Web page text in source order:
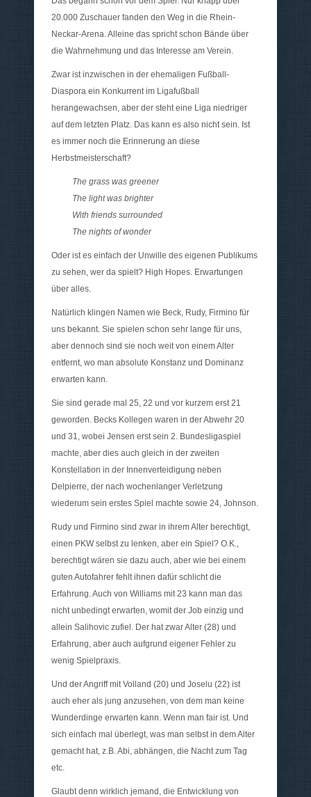
20.000 Zuschauer fanden den Weg in die Rhein-
Neckar-Arena. Alleine das spricht schon Bände über
die Wahrnehmung und das Interesse am Verein.
Zwar ist inzwischen in der ehemaligen Fußball-
Diaspora ein Konkurrent im Ligafußball
herangewachsen, aber der steht eine Liga niedriger
auf dem letzten Platz. Das kann es also nicht sein. Ist
es immer noch die Erinnerung an diese
Herbstmeisterschaft?
The grass was greener
The light was brighter
With friends surrounded
The nights of wonder
Oder ist es einfach der Unwille des eigenen Publikums
zu sehen, wer da spielt? High Hopes. Erwartungen
über alles.
Natürlich klingen Namen wie Beck, Rudy, Firmino für
uns bekannt. Sie spielen schon sehr lange für uns,
aber dennoch sind sie noch weit von einem Alter
entfernt, wo man absolute Konstanz und Dominanz
erwarten kann.
Sie sind gerade mal 25, 22 und vor kurzem erst 21
geworden. Becks Kollegen waren in der Abwehr 20
und 31, wobei Jensen erst sein 2. Bundesligaspiel
machte, aber dies auch gleich in der zweiten
Konstellation in der Innenverteidigung neben
Delpierre, der nach wochenlanger Verletzung
wiederum sein erstes Spiel machte sowie 24, Johnson.
Rudy und Firmino sind zwar in ihrem Alter berechtigt,
einen PKW selbst zu lenken, aber ein Spiel? O.K.,
berechtigt wären sie dazu auch, aber wie bei einem
guten Autofahrer fehlt ihnen dafür schlicht die
Erfahrung. Auch von Williams mit 23 kann man das
nicht unbedingt erwarten, womit der Job einzig und
allein Salihovic zufiel. Der hat zwar Alter (28) und
Erfahrung, aber auch aufgrund eigener Fehler zu
wenig Spielpraxis.
Und der Angriff mit Volland (20) und Joselu (22) ist
auch eher als jung anzusehen, von dem man keine
Wunderdinge erwarten kann. Wenn man fair ist. Und
sich einfach mal überlegt, was man selbst in dem Alter
gemacht hat, z.B. Abi, abhängen, die Nacht zum Tag
etc.
Glaubt denn wirklich jemand, die Entwicklung von